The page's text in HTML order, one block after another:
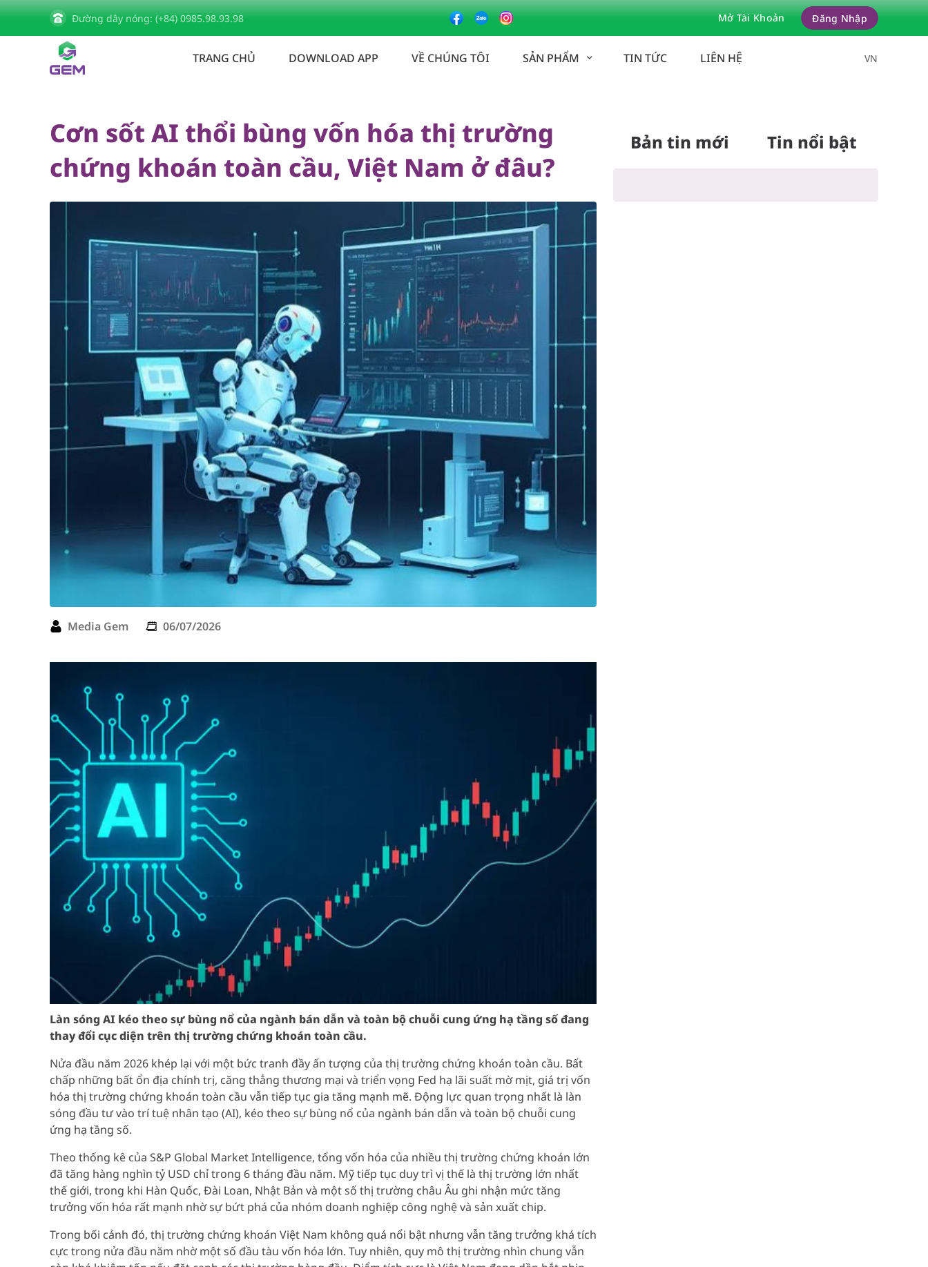
Đường dây nóng: (+84) 0985.98.93.98 Mở Tài Khoản Đăng Nhập
TRANG CHỦ DOWNLOAD APP VỀ CHÚNG TÔI SẢN PHẨM TIN TỨC LIÊN HỆ VN
Trang chủ Cơn sốt AI thổi bùng vốn hóa thị trường chứng khoán toàn cầu, Việt Nam ở đâu?
Cơn sốt AI thổi bùng vốn hóa thị trường
chứng khoán toàn cầu, Việt Nam ở đâu?
Media Gem 06/07/2026
Làn sóng AI kéo theo sự bùng nổ của ngành bán dẫn và toàn bộ chuỗi cung ứng hạ tầng số đang
thay đổi cục diện trên thị trường chứng khoán toàn cầu.
Nửa đầu năm 2026 khép lại với một bức tranh đầy ấn tượng của thị trường chứng khoán toàn cầu. Bất
chấp những bất ổn địa chính trị, căng thẳng thương mại và triển vọng Fed hạ lãi suất mờ mịt, giá trị vốn
hóa thị trường chứng khoán toàn cầu vẫn tiếp tục gia tăng mạnh mẽ. Động lực quan trọng nhất là làn
sóng đầu tư vào trí tuệ nhân tạo (AI), kéo theo sự bùng nổ của ngành bán dẫn và toàn bộ chuỗi cung
ứng hạ tầng số.
Theo thống kê của S&P Global Market Intelligence, tổng vốn hóa của nhiều thị trường chứng khoán lớn
đã tăng hàng nghìn tỷ USD chỉ trong 6 tháng đầu năm. Mỹ tiếp tục duy trì vị thế là thị trường lớn nhất
thế giới, trong khi Hàn Quốc, Đài Loan, Nhật Bản và một số thị trường châu Âu ghi nhận mức tăng
trưởng vốn hóa rất mạnh nhờ sự bứt phá của nhóm doanh nghiệp công nghệ và sản xuất chip.
Trong bối cảnh đó, thị trường chứng khoán Việt Nam không quá nổi bật nhưng vẫn tăng trưởng khá tích
cực trong nửa đầu năm nhờ một số đầu tàu vốn hóa lớn. Tuy nhiên, quy mô thị trường nhìn chung vẫn
Bản tin mới Tin nổi bật